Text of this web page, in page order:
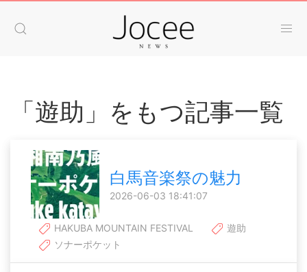
「遊助」をもつ記事一覧
白馬音楽祭の魅力
2026-06-03 18:41:07
HAKUBA MOUNTAIN FESTIVAL
遊助
ソナーポケット